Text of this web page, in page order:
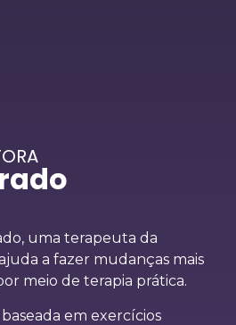
uma terapeuta da
a fazer mudanças mais
meio de terapia prática.
em exercícios